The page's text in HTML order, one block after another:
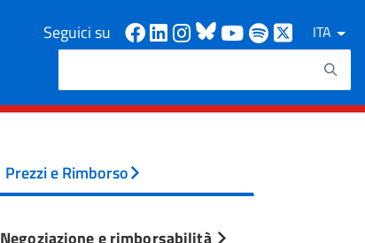
Seguici su Facebook
Linkedin
Instagram
Bluesky
Youtube
Spotify
ITA
Cerca
Prezzi e Rimborso
Negoziazione e rimborsabilità